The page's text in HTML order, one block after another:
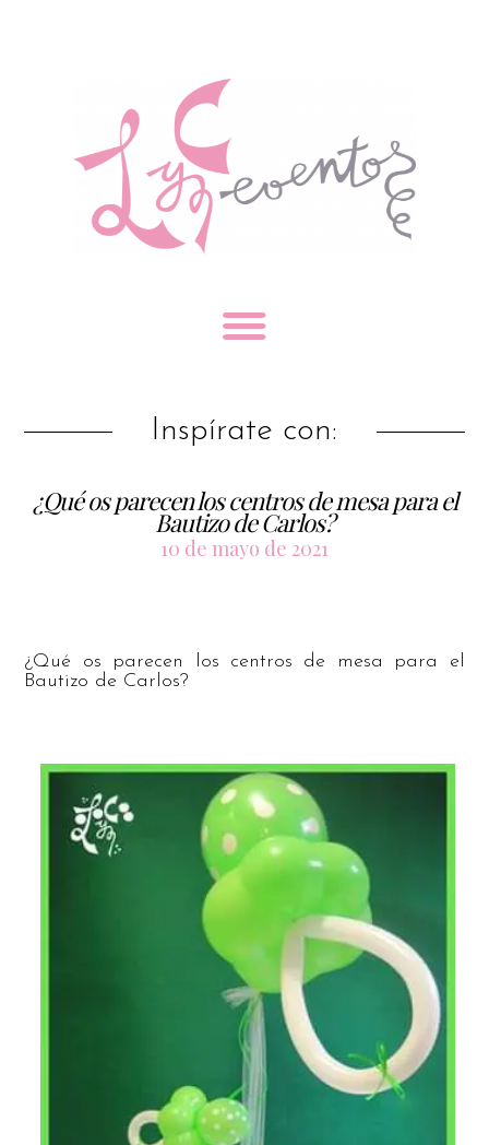
Inspírate con:
¿Qué os parecen los centros de mesa para el
Bautizo de Carlos?
10 de mayo de 2021
¿Qué os parecen los centros de mesa para el
Bautizo de Carlos?